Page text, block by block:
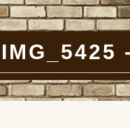
IMG_5425